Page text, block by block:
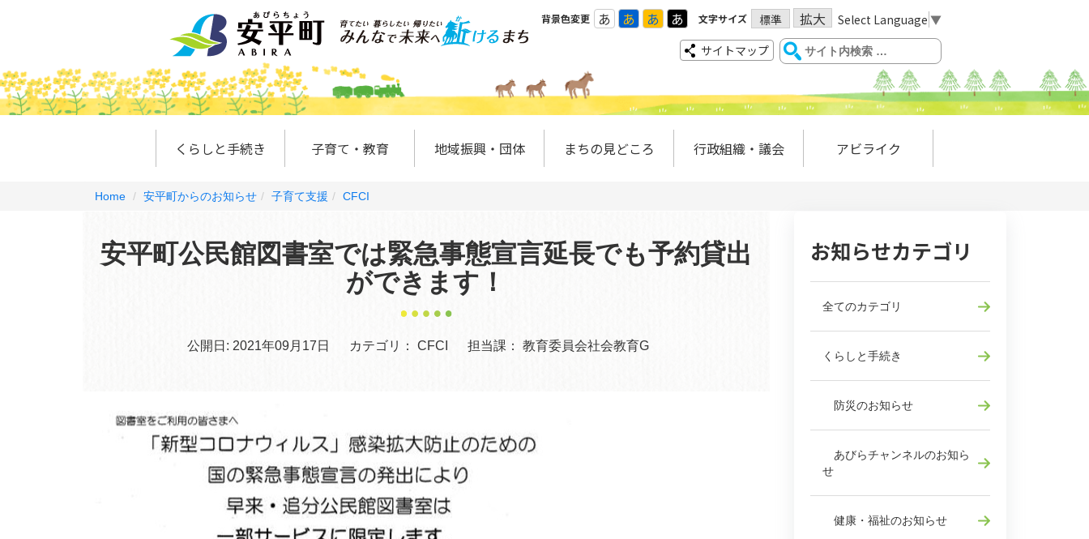
背景色変更 あ あ あ あ 文字サイズ 標準 拡大 Select Language ▼
サイトマップ
くらしと手続き 子育て・教育 地域振興・団体 まちの見どころ 行政組織・議会 アビライク
Home 安平町からのお知らせ 子育て支援 CFCI
安平町公民館図書室では緊急事態宣言延長でも予約貸出
ができます！
公開日: 2021年09月17日 カテゴリ： CFCI 担当課： 教育委員会社会教育G
お知らせカテゴリ
全てのカテゴリ
くらしと手続き
防災のお知らせ
あびらチャンネルのお知ら
せ
健康・福祉のお知らせ